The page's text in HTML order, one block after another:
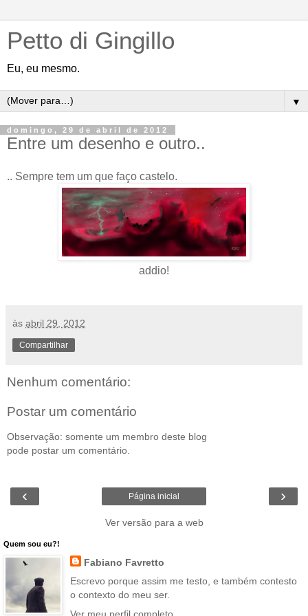
Petto di Gingillo
Eu, eu mesmo.
▼
domingo, 29 de abril de 2012
Entre um desenho e outro..
.. Sempre tem um que faço castelo.
addio!
às abril 29, 2012
Compartilhar
Nenhum comentário:
Postar um comentário
Observação: somente um membro deste blog
pode postar um comentário.
‹ ›
Página inicial
Ver versão para a web
Quem sou eu?!
Fabiano Favretto
Escrevo porque assim me testo, e também contesto
o contexto do meu ser.
Ver meu perfil completo